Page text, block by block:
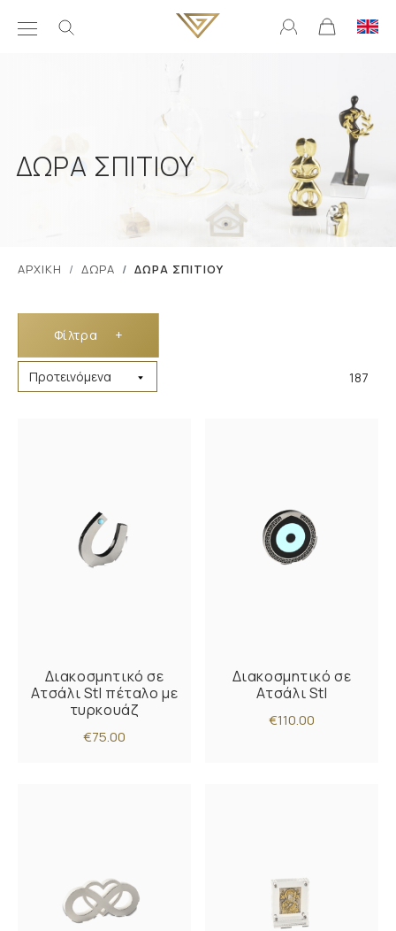
ΔΩΡΑ ΣΠΙΤΙΟΥ
ΑΡΧΙΚΗ ΔΩΡΑ ΔΩΡΑ ΣΠΙΤΙΟΥ
Φίλτρα +
187
Διακοσμητικό σε
Ατσάλι Stl πέταλο με
τυρκουάζ
€75.00
Διακοσμητικό σε
Ατσάλι Stl
€110.00